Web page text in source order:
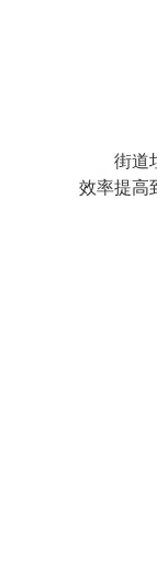
街道垃
效率提高